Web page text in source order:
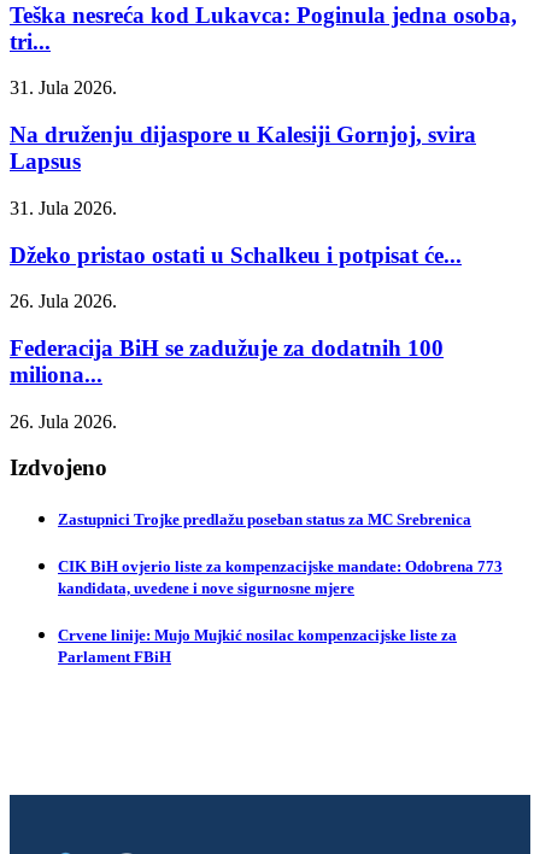
Teška nesreća kod Lukavca: Poginula jedna osoba,
tri...
31. Jula 2026.
Na druženju dijaspore u Kalesiji Gornjoj, svira
Lapsus
31. Jula 2026.
Džeko pristao ostati u Schalkeu i potpisat će...
26. Jula 2026.
Federacija BiH se zadužuje za dodatnih 100
miliona...
26. Jula 2026.
Izdvojeno
Zastupnici Trojke predlažu poseban status za MC Srebrenica
CIK BiH ovjerio liste za kompenzacijske mandate: Odobrena 773
kandidata, uvedene i nove sigurnosne mjere
Crvene linije: Mujo Mujkić nosilac kompenzacijske liste za
Parlament FBiH